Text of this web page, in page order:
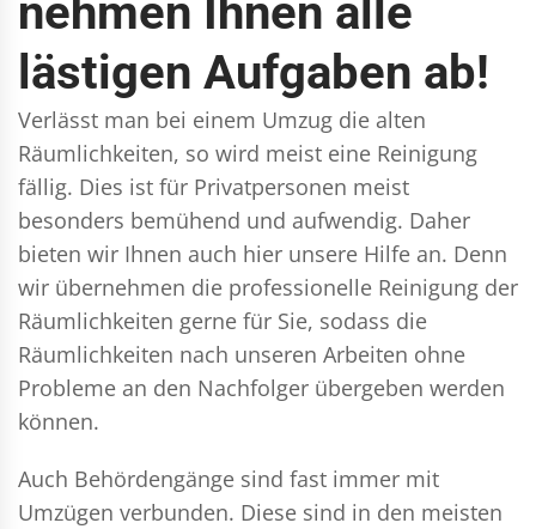
nehmen Ihnen alle
lästigen Aufgaben ab!
Verlässt man bei einem Umzug die alten
Räumlichkeiten, so wird meist eine Reinigung
fällig. Dies ist für Privatpersonen meist
besonders bemühend und aufwendig. Daher
bieten wir Ihnen auch hier unsere Hilfe an. Denn
wir übernehmen die professionelle Reinigung der
Räumlichkeiten gerne für Sie, sodass die
Räumlichkeiten nach unseren Arbeiten ohne
Probleme an den Nachfolger übergeben werden
können.
Auch Behördengänge sind fast immer mit
Umzügen verbunden. Diese sind in den meisten